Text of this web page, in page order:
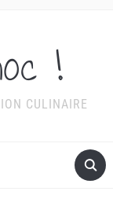
!
CULINAIRE